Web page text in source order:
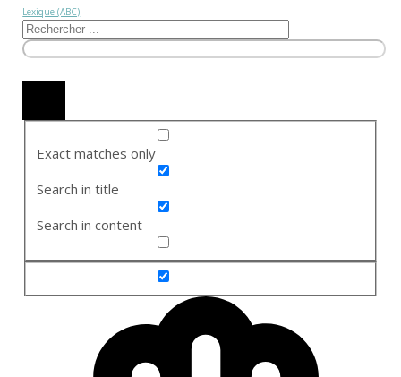
Lexique (ABC)
Exact matches only
Search in title
Search in content